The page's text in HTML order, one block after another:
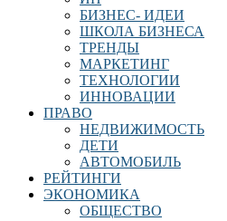
БИЗНЕС- ИДЕИ
ШКОЛА БИЗНЕСА
ТРЕНДЫ
МАРКЕТИНГ
ТЕХНОЛОГИИ
ИННОВАЦИИ
ПРАВО
НЕДВИЖИМОСТЬ
ДЕТИ
АВТОМОБИЛЬ
РЕЙТИНГИ
ЭКОНОМИКА
ОБЩЕСТВО